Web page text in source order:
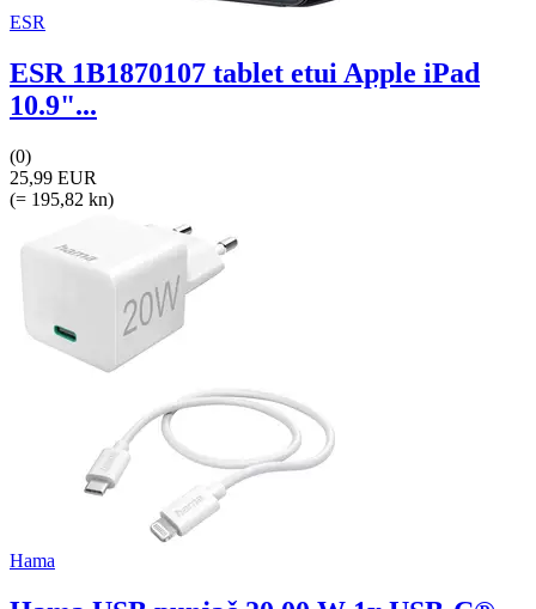
ESR
ESR 1B1870107 tablet etui Apple iPad
10.9"...
(0)
25,99 EUR
(= 195,82 kn)
Hama